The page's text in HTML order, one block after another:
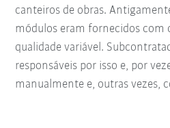
canteiros de obras.
módulos eram fornecidos com
qualidade variável.
responsáveis por isso e, por
manualmente e, outras vezes,